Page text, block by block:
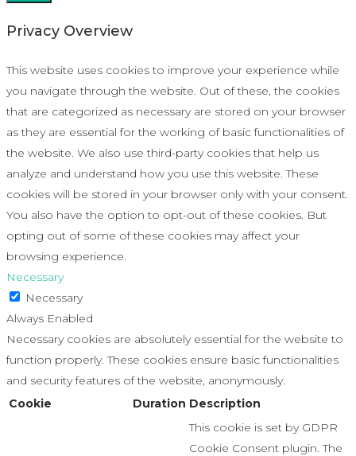
Privacy Overview
This website uses cookies to improve your experience while
you navigate through the website. Out of these, the cookies
that are categorized as necessary are stored on your browser
as they are essential for the working of basic functionalities of
the website. We also use third-party cookies that help us
analyze and understand how you use this website. These
cookies will be stored in your browser only with your consent.
You also have the option to opt-out of these cookies. But
opting out of some of these cookies may affect your
browsing experience.
Necessary
Necessary
Always Enabled
Necessary cookies are absolutely essential for the website to
function properly. These cookies ensure basic functionalities
and security features of the website, anonymously.
Cookie
Duration Description
This cookie is set by GDPR
Cookie Consent plugin. The